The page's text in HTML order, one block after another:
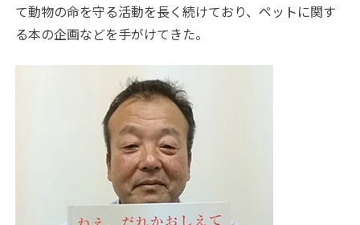
て動物の命を守る活動を長く続けており、ペットに関す
る本の企画などを手がけてきた。